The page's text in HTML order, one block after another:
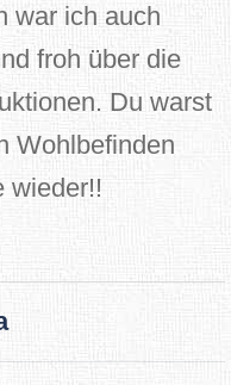
war ich auch
froh über die
Du warst
Wohlbefinden
wieder!!